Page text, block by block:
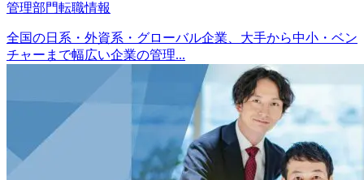
管理部門転職情報
全国の日系・外資系・グローバル企業、大手から中小・ベン
チャーまで幅広い企業の管理...